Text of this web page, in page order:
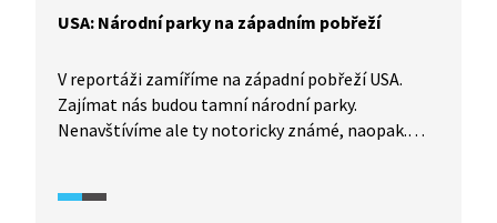
USA: Národní parky na západním pobřeží
V reportáži zamíříme na západní pobřeží USA.
Zajímat nás budou tamní národní parky.
Nenavštívíme ale ty notoricky známé, naopak.
původ a Kaskádové pohoří. A rozhodně stojí